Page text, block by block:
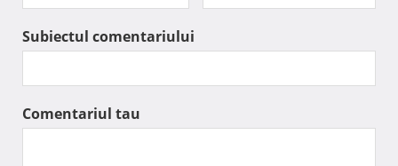
Subiectul comentariului
Comentariul tau